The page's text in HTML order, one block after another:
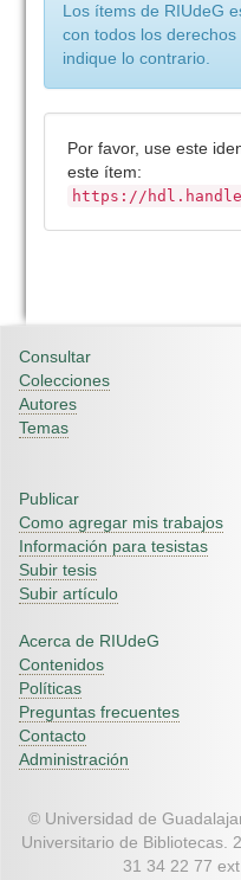
Los ítems de RIUdeG
con todos los
indique lo contrario.
Por favor, use este
este ítem:
https://
Consultar
Colecciones
Autores
Temas
Publicar
Como agregar mis trabajos
Información para tesistas
Subir tesis
Subir artículo
Acerca de RIUdeG
Contenidos
Políticas
Preguntas frecuentes
Contacto
Administración
© Universidad de
Universitario de Bibliotecas.
31 34 22 77